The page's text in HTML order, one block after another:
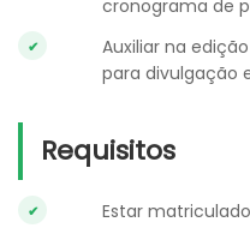
cronograma de
Auxiliar na
para divulgação
Requisitos
Estar